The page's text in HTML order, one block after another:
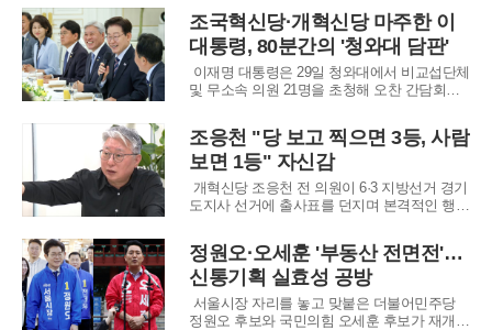
다는 의혹에 휩싸이며 정치적 시험대에 올랐
다. 논란의 발단은 지난 29일 하 후보가 부산
구포시장을 방문해 상인들과 인사를 나누는 과
정에서 포착된 짧은 영상이었다. 영상 속 하 후
보는
조국혁신당·개혁신당 마주한 이
대통령, 80분간의 '청와대 담판'
이재명 대통령은 29일 청와대에서 비교섭단체
및 무소속 의원 21명을 초청해 오찬 간담회를
강조했다. 이 대통령은 정치를 본질적으로 주
권자의 일을 대신하는 '대리 행위'라고 규정하
며, 각자의 신념 실천도 중요하지만 국민의 더
나은 삶과 미래를 위해 넓은 시야를 가져야
조응천 "당 보고 찍으면 3등, 사람
보면 1등" 자신감
개혁신당 조응천 전 의원이 6·3 지방선거 경기
도지사 선거에 출사표를 던지며 본격적인 행보
연 조 전 의원은 1,400만 인구를 보유한 국내
최대 광역단체의 수장 자리에 도전하겠다는 의
지를 밝혔다. 그는 현재의 정치 지형을 식당 메
뉴에 비유하며, 기존 양당이 제공하는
정원오·오세훈 '부동산 전면전'…
신통기획 실효성 공방
서울시장 자리를 놓고 맞붙은 더불어민주당
정원오 후보와 국민의힘 오세훈 후보가 재개발